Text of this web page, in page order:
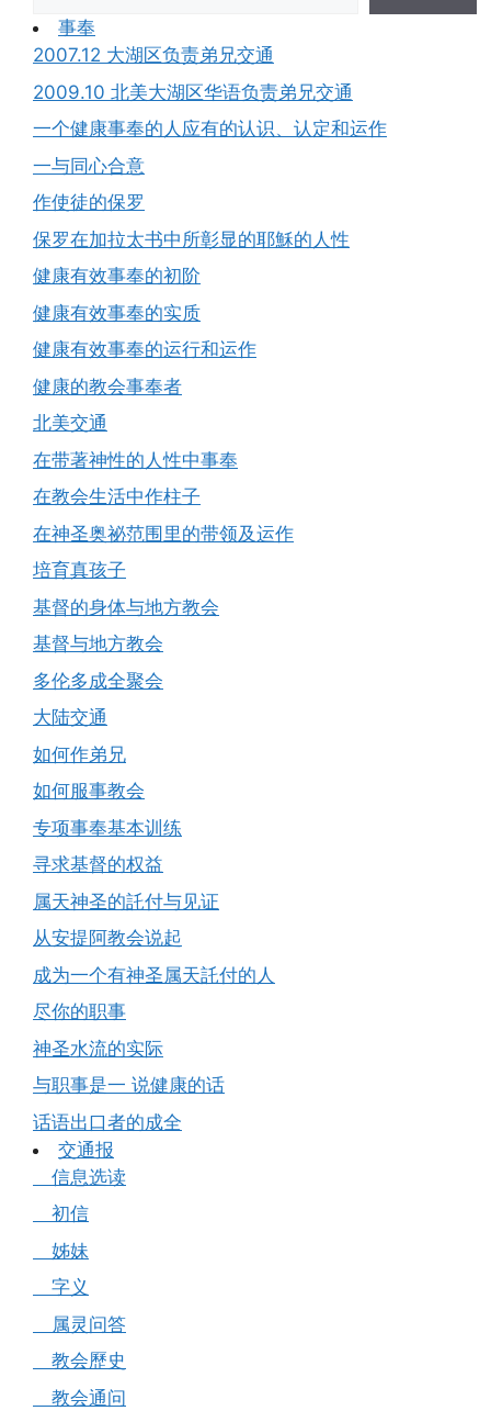
事奉
2007.12 大湖区负责弟兄交通
2009.10 北美大湖区华语负责弟兄交通
一个健康事奉的人应有的认识、认定和运作
一与同心合意
作使徒的保罗
保罗在加拉太书中所彰显的耶穌的人性
健康有效事奉的初阶
健康有效事奉的实质
健康有效事奉的运行和运作
健康的教会事奉者
北美交通
在带著神性的人性中事奉
在教会生活中作柱子
在神圣奥祕范围里的带领及运作
培育真孩子
基督的身体与地方教会
基督与地方教会
多伦多成全聚会
大陆交通
如何作弟兄
如何服事教会
专项事奉基本训练
寻求基督的权益
属天神圣的託付与见证
从安提阿教会说起
成为一个有神圣属天託付的人
尽你的职事
神圣水流的实际
与职事是一 说健康的话
话语出口者的成全
交通报
信息选读
初信
姊妹
字义
属灵问答
教会歷史
教会通问